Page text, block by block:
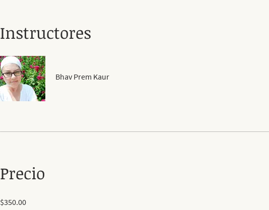
Instructores
Bhav Prem Kaur
Precio
$350.00